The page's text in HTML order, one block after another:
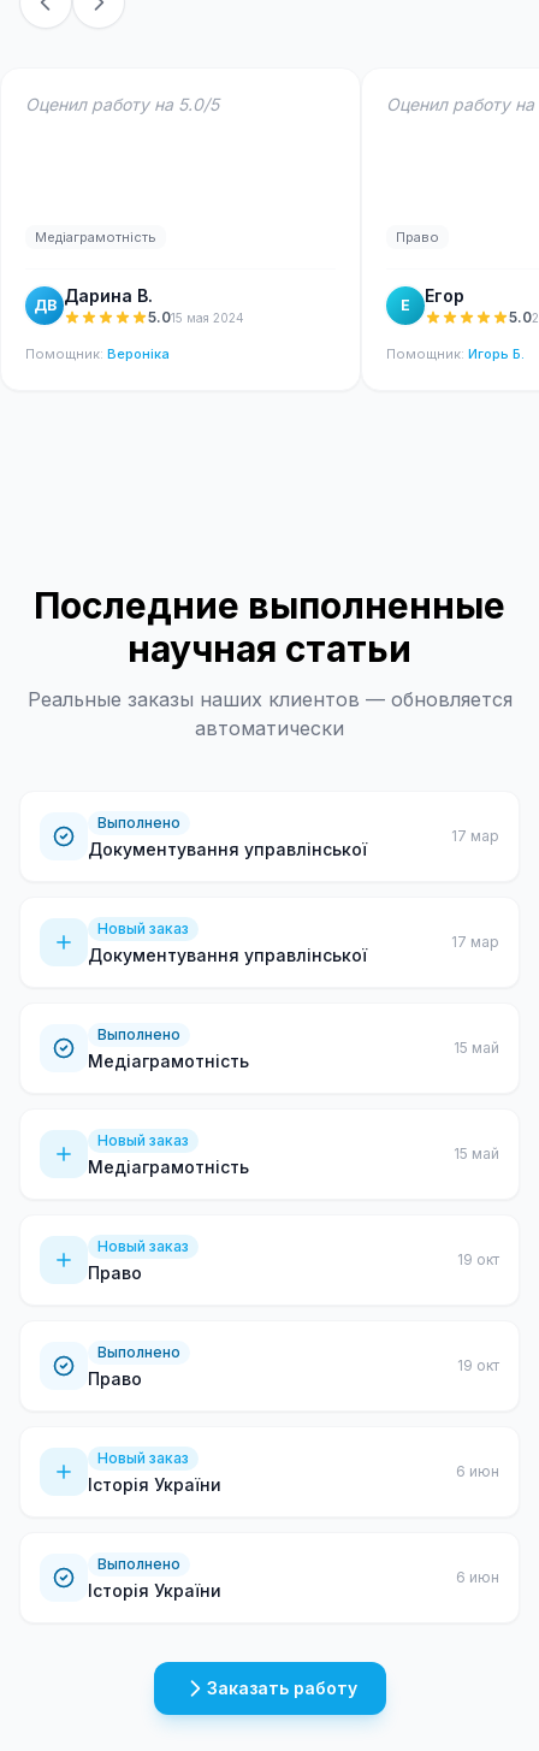
Оценил работу на 5.0/5
Медіаграмотність
ДВ Дарина В.
5.015 мая 2024
Помощник: Вероніка
Оценил работу
Право
Е Егор
5.0
Помощник: Игорь Б.
Последние выполненные
научная статьи
Реальные заказы наших клиентов — обновляется
автоматически
Выполнено
Документування управлінської
17 мар
Новый заказ
Документування управлінської
17 мар
Выполнено
Медіаграмотність
15 май
Новый заказ
Медіаграмотність
15 май
Новый заказ
Право
19 окт
Выполнено
Право
19 окт
Новый заказ
Історія України
6 июн
Выполнено
Історія України
6 июн
Заказать работу